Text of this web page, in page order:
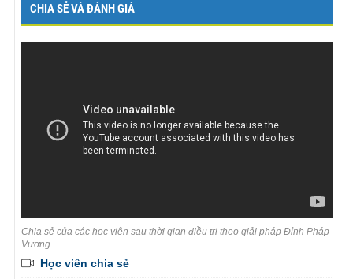
CHIA SẺ VÀ ĐÁNH GIÁ
Chia sẻ của các học viên sau thời gian điều trị theo giải pháp Đỉnh Pháp
Vương
Học viên chia sẻ